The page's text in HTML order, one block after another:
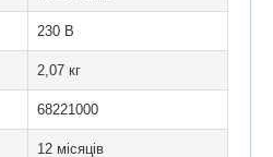
230 В
2,07 кг
68221000
12 місяців